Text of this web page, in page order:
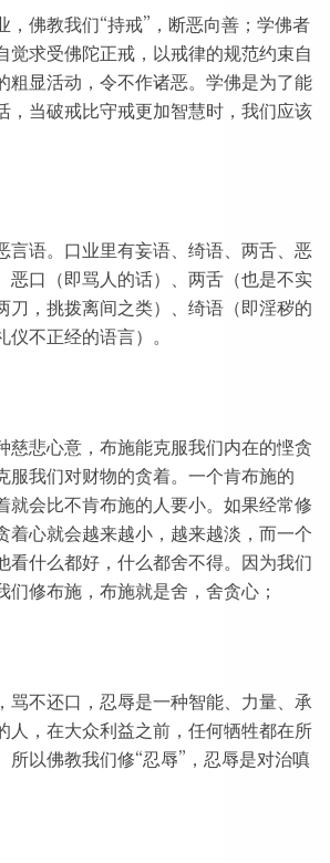
，佛教我们“持戒”，断恶向善；学佛者
觉求受佛陀正戒，以戒律的规范约束自
粗显活动，令不作诸恶。学佛是为了能
，当破戒比守戒更加智慧时，我们应该
言语。口业里有妄语、绮语、两舌、恶
恶口（即骂人的话）、两舌（也是不实
刀，挑拨离间之类）、绮语（即淫秽的
不正经的语言）。
慈悲心意，布施能克服我们内在的悭贪
服我们对财物的贪着。一个肯布施的
就会比不肯布施的人要小。如果经常修
着心就会越来越小，越来越淡，而一个
看什么都好，什么都舍不得。因为我们
们修布施，布施就是舍，舍贪心；
骂不还口，忍辱是一种智能、力量、承
人，在大众利益之前，任何牺牲都在所
所以佛教我们修“忍辱”，忍辱是对治嗔